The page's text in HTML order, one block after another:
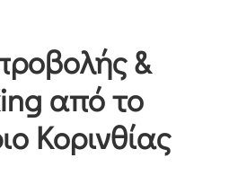
&
από το
Κορινθίας